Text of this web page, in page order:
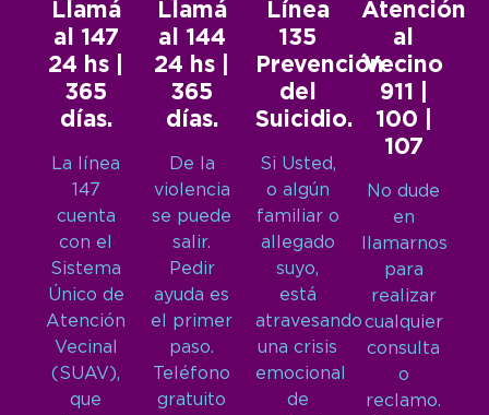
Llamá
al 147
24 hs |
365
días.
La línea
147
cuenta
con el
Sistema
Único de
Atención
Vecinal
(SUAV),
que
Llamá
al 144
24 hs |
365
días.
De la
violencia
se puede
salir.
Pedir
ayuda es
el primer
paso.
Teléfono
gratuito
Línea
135
Prevención
del
Suicidio.
Si Usted,
o algún
familiar o
allegado
suyo,
está
atravesando
una crisis
emocional
de
Atención
al
Vecino
911 |
100 |
107
No dude
en
llamarnos
para
realizar
cualquier
consulta
o
reclamo.